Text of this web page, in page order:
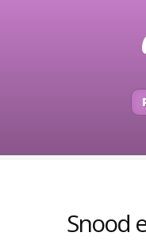
Snood